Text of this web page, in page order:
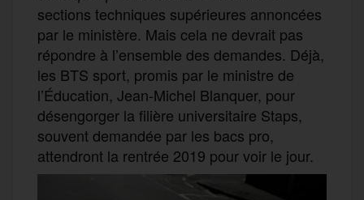
sections techniques supérieures annoncées
par le ministère. Mais cela ne devrait pas
répondre à l’ensemble des demandes. Déjà,
les BTS sport, promis par le ministre de
l’Éducation, Jean-Michel Blanquer, pour
désengorger la filière universitaire Staps,
souvent demandée par les bacs pro,
attendront la rentrée 2019 pour voir le jour.